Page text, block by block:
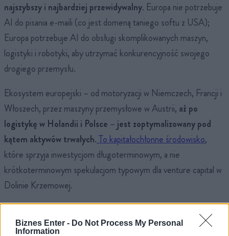
Biznes Enter - Do Not Process My Personal
Information
najszybszy i najbardziej przewidywalny. Europa nie potrzebuje
AI do pisania e-maili (co jest domeną taniego softu z USA);
Europa potrzebuje AI do obsługi skomplikowanych maszyn,
logistyki i robotyki, aby utrzymać konkurencyjność swojego
drogiego przemysłu.
Ekosystem europejski – od motoryzacji w Niemczech, Francji i
Włoszech, przez maszyny przemysłowe w Austrii, aż po
logistykę w Holandii i Polsce – jest zoptymalizowany pod
kątem aktywów trwałych.To kapitałochłonne środowisko,
które sprzyja inwestycjom długoterminowym, a nie
krótkoterminowym spekulacjom typowym dla venture capital w
Dolinie Krzemowej.
Dane od fosy do autostrady